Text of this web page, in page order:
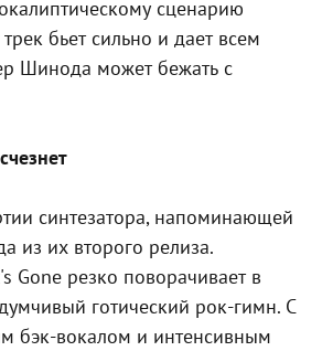
сценарию
трек бьет сильно и дает всем
Шинода может бежать с
синтезатора, напоминающей
из их второго релиза.
Gone резко поворачивает в
готический рок-гимн. С
бэк-вокалом и интенсивным